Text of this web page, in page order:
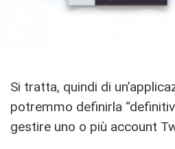
Si tratta, quindi di
potremmo definirla
gestire uno o più account